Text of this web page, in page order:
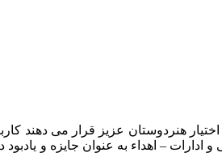
هنردوستان عزیز قرار می دهند
ادارات – اهداء به عنوان جایزه و